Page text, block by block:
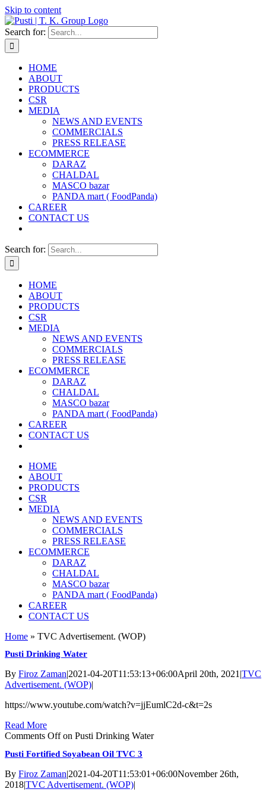
Skip to content
Search for:
HOME
ABOUT
PRODUCTS
CSR
MEDIA
NEWS AND EVENTS
COMMERCIALS
PRESS RELEASE
ECOMMERCE
DARAZ
CHALDAL
MASCO bazar
PANDA mart ( FoodPanda)
CAREER
CONTACT US
Search for:
HOME
ABOUT
PRODUCTS
CSR
MEDIA
NEWS AND EVENTS
COMMERCIALS
PRESS RELEASE
ECOMMERCE
DARAZ
CHALDAL
MASCO bazar
PANDA mart ( FoodPanda)
CAREER
CONTACT US
HOME
ABOUT
PRODUCTS
CSR
MEDIA
NEWS AND EVENTS
COMMERCIALS
PRESS RELEASE
ECOMMERCE
DARAZ
CHALDAL
MASCO bazar
PANDA mart ( FoodPanda)
CAREER
CONTACT US
Home » TVC Advertisement. (WOP)
Pusti Drinking Water
By Firoz Zaman|2021-04-20T11:53:13+06:00April 20th, 2021|TVC
Advertisement. (WOP)|
https://www.youtube.com/watch?v=jjEumlC2d-c&t=2s
Read More
Comments Offon Pusti Drinking Water
Pusti Fortified Soyabean Oil TVC 3
By Firoz Zaman|2021-04-20T11:53:01+06:00November 26th,
2018|TVC Advertisement. (WOP)|